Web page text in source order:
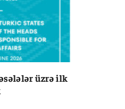
üzrə ilk